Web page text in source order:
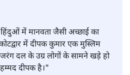
में मानवता जैसी अच्छाई का
में दीपक कुमार एक मुस्लिम
दल के उग्र लोगों के सामने खड़े हो
दीपक है।"